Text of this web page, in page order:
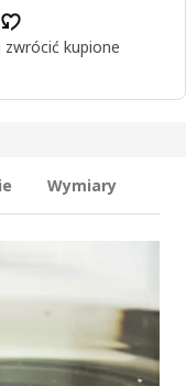
zwrócić kupione
Wymiary
KONSTFULL,